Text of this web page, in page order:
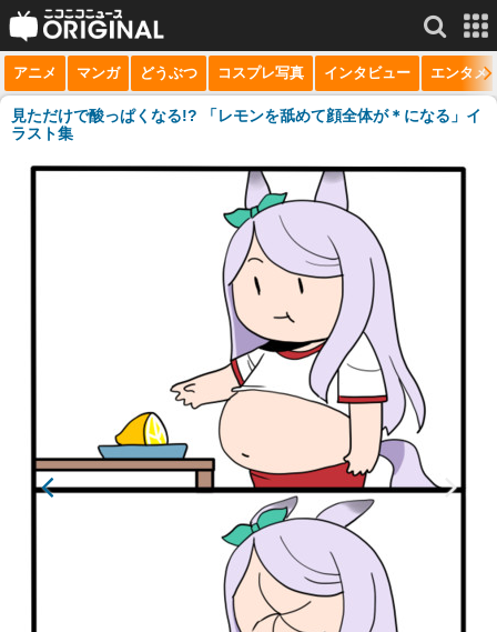
サービス一覧 もっと見る
niconico
アニメ マンガ どうぶつ コスプレ写真 インタビュー エンタメ
見ただけで酸っぱくなる!? 「レモンを舐めて顔全体が＊になる」イ
ラスト集